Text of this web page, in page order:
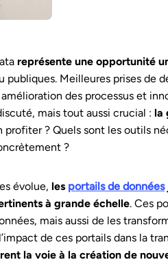
représente une opportunité
publiques. Meilleures prises de
des processus et
mais tout aussi crucial : la
? Quels sont les outils
?
évolue, les portails de données
à grande échelle. Ces
mais aussi de les
de ces portails dans la
la voie à la création de